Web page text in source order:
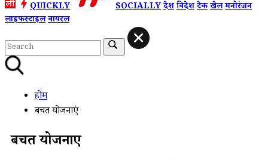
QUICKLY SOCIALLYदेशविदेशटेकखेलमनोरंजन
लाइफस्टाइलवायरल
होम
बचत योजनाएं
बचत योजनाएं